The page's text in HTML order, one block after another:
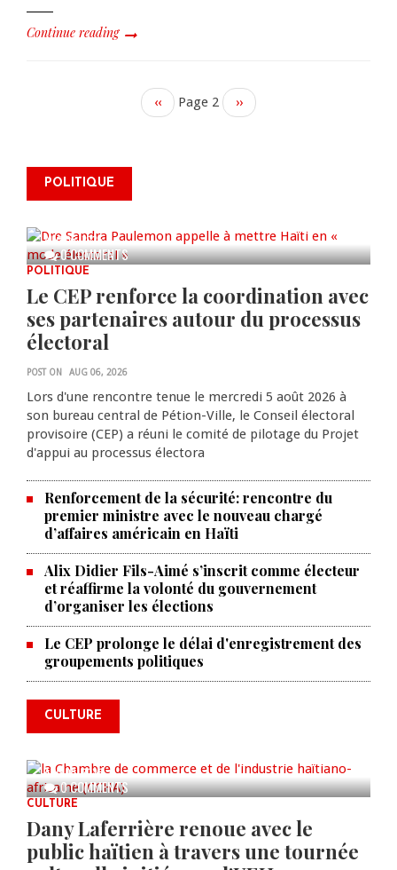
Continue reading
Previous
page
‹‹ Page 2
Next
page
››
POLITIQUE
0 COMMENTS
mettre Haïti en « mode électoral
» à travers une vaste campagne
AUG 06, 2026
POLITIQUE
Le CEP renforce la coordination avec
ses partenaires autour du processus
électoral
POST ON AUG 06, 2026
Lors d'une rencontre tenue le mercredi 5 août 2026 à
son bureau central de Pétion-Ville, le Conseil électoral
provisoire (CEP) a réuni le comité de pilotage du Projet
d'appui au processus électora
Renforcement de la sécurité: rencontre du
premier ministre avec le nouveau chargé
d’affaires américain en Haïti
Alix Didier Fils-Aimé s’inscrit comme électeur
et réaffirme la volonté du gouvernement
d’organiser les élections
Le CEP prolonge le délai d'enregistrement des
groupements politiques
CULTURE
0 COMMENTS
La Chambre de commerce et de
l'industrie haïtiano-africaine
annonce des activités pour
commémorer le 235e
anniversaire de la cérémonie du
AUG 05, 2026
CULTURE
Dany Laferrière renoue avec le
public haïtien à travers une tournée